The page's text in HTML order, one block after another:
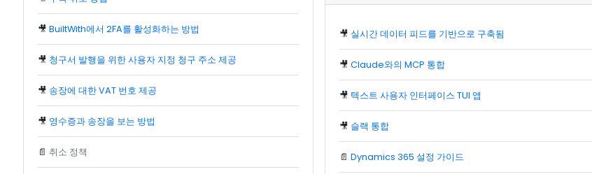
🎥 BuiltWith에서 2FA를 활성화하는 방법
🎥 청구서 발행을 위한 사용자 지정 청구 주소 제공
🎥 송장에 대한 VAT 번호 제공
🎥 영수증과 송장을 보는 방법
📄 취소 정책
🎥 실시간 데이터 피드를 기반으로 구축됨
🎥Claude와의 MCP 통합
🎥 텍스트 사용자 인터페이스 TUI 앱
🎥 슬랙 통합
📄Dynamics 365 설정 가이드